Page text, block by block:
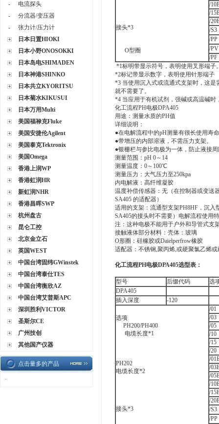
-
电流探头
-
分流器/变压器
-
张力计/压力计
日本日置HIOKI
日本小野ONOSOKKI
日本岛电SHIMADEN
日本神港SHINKO
日本共立KYORITSU
日本菊水KIKUSUI
日本万用Multi
美国福禄克Fluke
美国安捷伦Agilent
美国泰克Tektronix
美国Omega
香港上润WP
香港虹润HR
新虹润NHR
香港昌晖SWP
杭州盘古
昆仑工控
北京金立石
英国WEST
中国台湾固纬GWinstek
中国台湾泰仕TES
中国台湾衡欣AZ
中国台湾艾普斯APC
深圳胜利VICTOR
圣斯尔CE
广州技创
其他国产仪器
点击量多的产品
·
接头*3
O型圈
/
/
/
/S3
/PP
/PV
/PF
*1标明带显示符号，表明使用叉形端子
*2标记带显示数字，表明使用针形端子
*3 当使用沉入式或流通式支架时，这是
就不需要了。
*4 当应用于有机试剂，强碱或高温碱时
化工流程PH电极DPA405
用途：测量水质的PH值
详细说明：
●在电解流程中的pH测量有很长使用寿
●带增压的内部溶液，不需压力支架。
●银栅栏与参比电极为一体，防止液接
测量范围：pH 0～14
测量温度：0～100℃
测量压力：大气压力至250kpa
内电解液：高纤维凝胶
温度补偿传感器：无（在控制器或变送
SA405 的适配器）
适用的支架：流通型支架PH8HF，沉入
SA405的接头时不需要）电解流程使用
注：这种电极不能用于户外和导管式支
接触液体部分材料：壳体：玻璃
O形圈：硅橡胶或Daielperfrow橡胶
适配器：不锈钢,聚丙烯,或硬聚氯乙烯
化工流程PH电极DPA405选型表：
型号 后缀代码
选
DPA405
插入深度
-120
选项
PH200/PH400
电缆长度*1
PH202
电缆长度*2
接头*3
/01
/03
/05
/10
/15
/20
/
/
/
/
/
/
/S3
/PP